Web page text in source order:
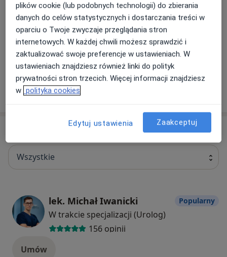
Od 200 zł
SzczegółyECHO serca
Umów
+ 52 usługi
W jaki sposób ustalane są ceny?
Sprawdź swoje ubezpieczenie
Wszystkie
lek. Michał Iwanicki
W trakcie specjalizacji (Urolog)
156 opinii
Popularny
Umów
plików cookie (lub podobnych technologii) do zbierania
danych do celów statystycznych i dostarczania treści w
oparciu o Twoje zwyczaje przeglądania stron
internetowych. W każdej chwili możesz sprawdzić i
zaktualizować swoje preferencje w ustawieniach. W
ustawieniach znajdziesz również linki do polityk
prywatności stron trzecich. Więcej informacji znajdziesz
w polityka cookies
Edytuj ustawienia Zaakceptuj